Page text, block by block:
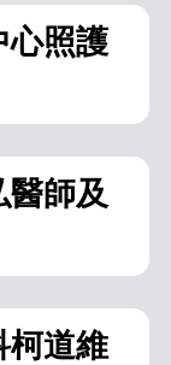
心照護
醫師及
柯道維